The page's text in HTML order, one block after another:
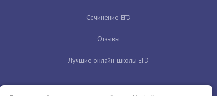
Сочинение ЕГЭ
Отзывы
Лучшие онлайн-школы ЕГЭ